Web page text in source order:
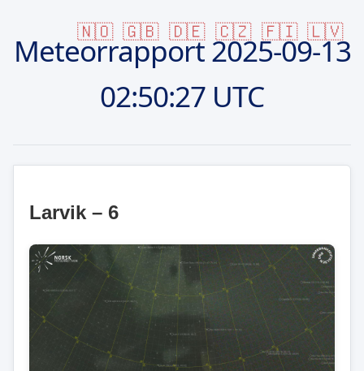
🇳🇴 🇬🇧 🇩🇪 🇨🇿 🇫🇮 🇱🇻
Meteorrapport2025-09-13
02:50:27 UTC
Larvik – 6